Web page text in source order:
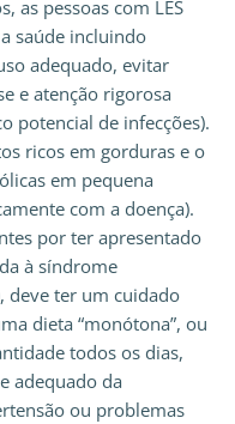
as pessoas com LES
saúde incluindo
adequado, evitar
e atenção rigorosa
potencial de infecções).
ricos em gorduras e o
em pequena
com a doença).
por ter apresentado
à síndrome
deve ter um cuidado
dieta “monótona”, ou
todos os dias,
adequado da
ou problemas